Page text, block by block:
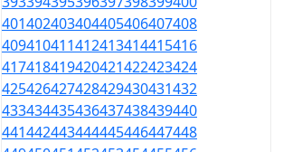
401402403404405406407408
409410411412413414415416
417418419420421422423424
425426427428429430431432
433434435436437438439440
441442443444445446447448